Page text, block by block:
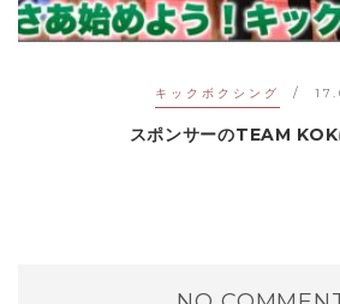
キックボクシング
スポンサーのTEAM KOK